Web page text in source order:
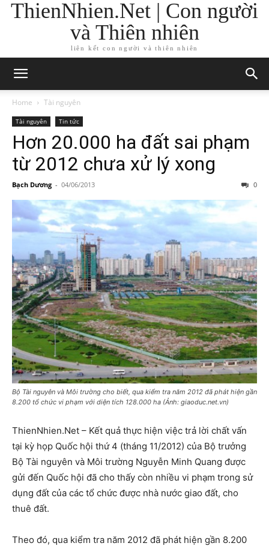
ThienNhien.Net | Con người
và Thiên nhiên
liên kết con người và thiên nhiên
Home Tài nguyên
Tài nguyên Tin tức
Hơn 20.000 ha đất sai phạm
từ 2012 chưa xử lý xong
Bạch Dương - 04/06/2013 0
Bộ Tài nguyên và Môi trường cho biết, qua kiểm tra năm 2012 đã phát hiện gần
8.200 tổ chức vi phạm với diện tích 128.000 ha (Ảnh: giaoduc.net.vn)
ThienNhien.Net – Kết quả thực hiện việc trả lời chất vấn
tại kỳ họp Quốc hội thứ 4 (tháng 11/2012) của Bộ trưởng
Bộ Tài nguyên và Môi trường Nguyễn Minh Quang được
gửi đến Quốc hội đã cho thấy còn nhiều vi phạm trong sử
dụng đất của các tổ chức được nhà nước giao đất, cho
thuê đất.
Theo đó, qua kiểm tra năm 2012 đã phát hiện gần 8.200